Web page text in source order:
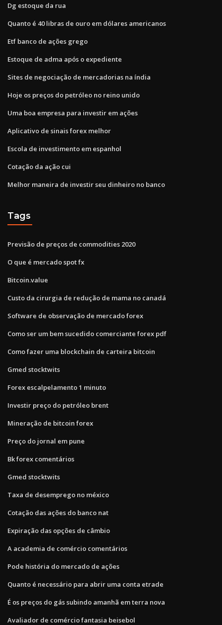
Dg estoque da rua
Quanto é 40 libras de ouro em dólares americanos
Etf banco de ações grego
Estoque de adma após o expediente
Sites de negociação de mercadorias na índia
Hoje os preços do petróleo no reino unido
Uma boa empresa para investir em ações
Aplicativo de sinais forex melhor
Escola de investimento em espanhol
Cotação da ação cui
Melhor maneira de investir seu dinheiro no banco
Tags
Previsão de preços de commodities 2020
O que é mercado spot fx
Bitcoin.value
Custo da cirurgia de redução de mama no canadá
Software de observação de mercado forex
Como ser um bem sucedido comerciante forex pdf
Como fazer uma blockchain de carteira bitcoin
Gmed stocktwits
Forex escalpelamento 1 minuto
Investir preço do petróleo brent
Mineração de bitcoin forex
Preço do jornal em pune
Bk forex comentários
Gmed stocktwits
Taxa de desemprego no méxico
Cotação das ações do banco nat
Expiração das opções de câmbio
A academia de comércio comentários
Pode história do mercado de ações
Quanto é necessário para abrir uma conta etrade
É os preços do gás subindo amanhã em terra nova
Avaliador de comércio fantasia beisebol